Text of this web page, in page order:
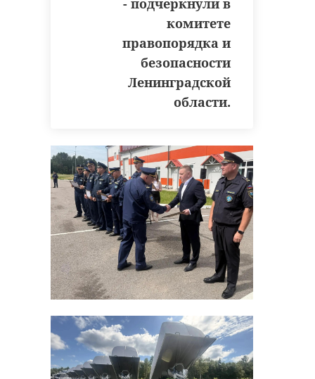
- подчеркнули в
комитете
правопорядка и
безопасности
Ленинградской
области.
мошенничество - это
не только про вывод
средств, но и про
поджоги и
террористическую
деятельность, то есть
собой очень тяжелые
последствия. Сегодня
в это вовлекаются
несовершеннолетние,
на это брошены
огромные ресурсы
наших врагов",
- отметил он.
Руководитель Центра прикладной
социологии СПбГУ Майя Русакова
рассказала, что